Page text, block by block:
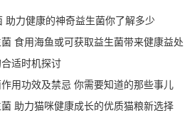
助力健康的神奇益生菌你了解多少
食用海鱼或可获取益生菌带来健康益处
适时机探讨
用功效及禁忌 你需要知道的那些事儿
助力猫咪健康成长的优质猫粮新选择